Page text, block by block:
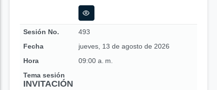
Sesión No.
493
Fecha
jueves, 13 de agosto de 2026
Hora
09:00 a. m.
Tema sesión
INVITACIÓN